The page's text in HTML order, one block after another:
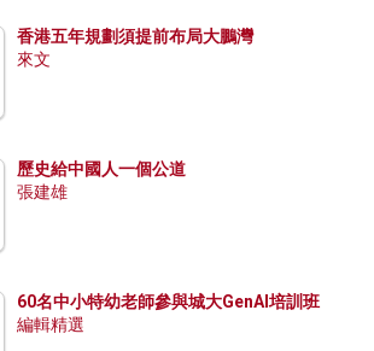
香港五年規劃須提前布局大鵬灣
來文
歷史給中國人一個公道
張建雄
60名中小特幼老師參與城大GenAI培訓班
編輯精選